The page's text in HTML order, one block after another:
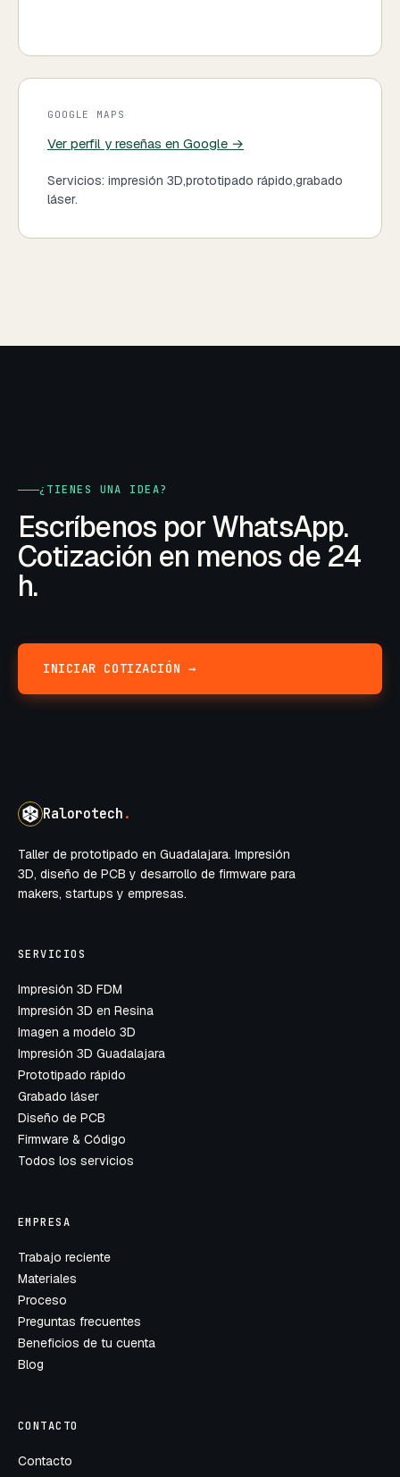
GOOGLE MAPS
Ver perfil y reseñas en Google →
Servicios: impresión 3D,prototipado rápido,grabado
láser.
¿TIENES UNA IDEA?
Escríbenos por WhatsApp.
Cotización en menos de 24
h.
INICIAR COTIZACIÓN →
Ralorotech .
Taller de prototipado en Guadalajara. Impresión
3D, diseño de PCB y desarrollo de firmware para
makers, startups y empresas.
SERVICIOS
Impresión 3D FDM
Impresión 3D en Resina
Imagen a modelo 3D
Impresión 3D Guadalajara
Prototipado rápido
Grabado láser
Diseño de PCB
Firmware & Código
Todos los servicios
EMPRESA
Trabajo reciente
Materiales
Proceso
Preguntas frecuentes
Beneficios de tu cuenta
Blog
CONTACTO
Contacto